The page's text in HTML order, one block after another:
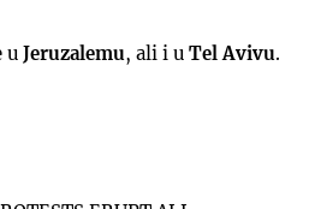
u Jeruzalemu, ali i u Tel Avivu.